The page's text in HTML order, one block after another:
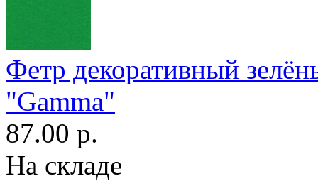
Фетр декоративный
"Gamma"
87.00 р.
На складе